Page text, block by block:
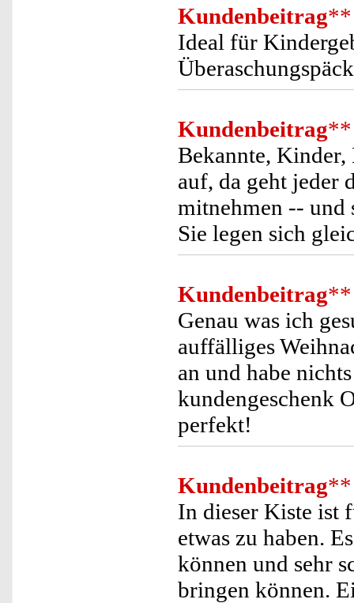
Kundenbeitrag**
Ideal für
Kundenbeitrag**
Bekannte,
auf, da geht jeder
mitnehmen -- und
Sie legen sich
Kundenbeitrag**
Genau was ich
auffälliges
an und habe
kundengeschenk
perfekt!
Kundenbeitrag**
In dieser Kiste ist
etwas zu haben.
können und sehr
bringen können.